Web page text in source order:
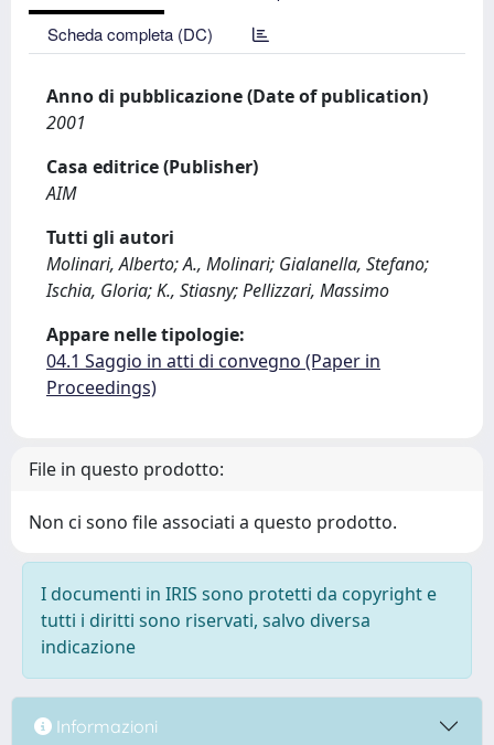
Scheda completa (DC)
Anno di pubblicazione (Date of publication)
2001
Casa editrice (Publisher)
AIM
Tutti gli autori
Molinari, Alberto; A., Molinari; Gialanella, Stefano;
Ischia, Gloria; K., Stiasny; Pellizzari, Massimo
Appare nelle tipologie:
04.1 Saggio in atti di convegno (Paper in
Proceedings)
File in questo prodotto:
Non ci sono file associati a questo prodotto.
I documenti in IRIS sono protetti da copyright e
tutti i diritti sono riservati, salvo diversa
indicazione
Informazioni